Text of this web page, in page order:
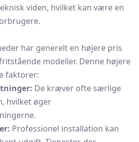
viden, hvilket kan være en
har generelt en højere pris
modeller. Denne højere
faktorer:
De kræver ofte særlige
hvilket øger
Professionel installation kan